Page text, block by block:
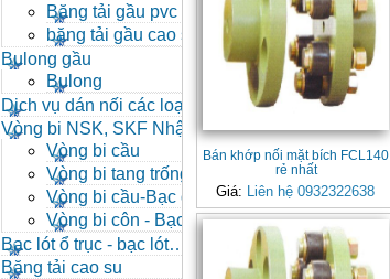
Băng tải gầu pvc
băng tải gầu cao su
Bulong gầu
Bulong
Dịch vụ dán nối các loại
băng tải
Vòng bi NSK, SKF Nhật
Vòng bi cầu
Vòng bi tang trống tự
lựa
Vòng bi cầu-Bạc đạn
cầu
Vòng bi côn - Bạc
đạn côn
Bạc lót ổ trục - bạc lót
nhông
Băng tải cao su
Bán khớp nối mặt bích FCL140
rẻ nhất
Giá: Liên hệ 0932322638